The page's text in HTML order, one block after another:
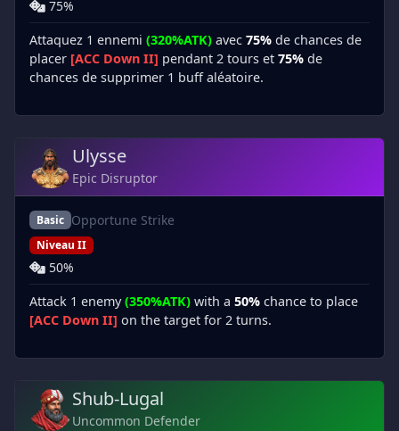
75%
Attaquez 1 ennemi (320%ATK) avec 75% de chances de
placer [ACC Down II] pendant 2 tours et 75% de
chances de supprimer 1 buff aléatoire.
Ulysse
Epic Disruptor
Basic Opportune Strike
Niveau II
50%
Attack 1 enemy(350%ATK) with a 50% chance to place
[ACC Down II] on the target for 2 turns.
Shub-Lugal
Uncommon Defender